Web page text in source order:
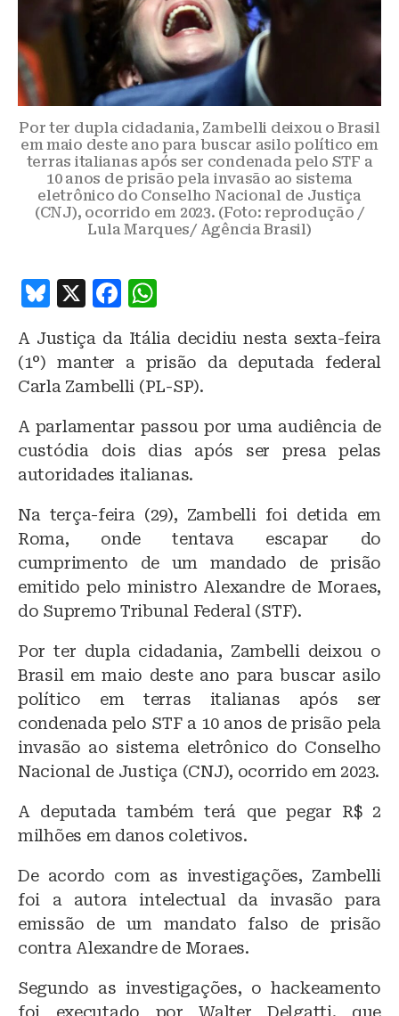
Por ter dupla cidadania, Zambelli deixou o Brasil
em maio deste ano para buscar asilo político em
terras italianas após ser condenada pelo STF a
10 anos de prisão pela invasão ao sistema
eletrônico do Conselho Nacional de Justiça
(CNJ), ocorrido em 2023. (Foto: reprodução /
Lula Marques/ Agência Brasil)
B
e
s
y
X
F
c
e
o
o
at
s
p
p
A Justiça da Itália decidiu nesta sexta-feira
(1°) manter a prisão da deputada federal
Carla Zambelli (PL-SP).
A parlamentar passou por uma audiência de
custódia dois dias após ser presa pelas
autoridades italianas.
Na terça-feira (29), Zambelli foi detida em
Roma, onde tentava escapar do
cumprimento de um mandado de prisão
emitido pelo ministro Alexandre de Moraes,
do Supremo Tribunal Federal (STF).
Por ter dupla cidadania, Zambelli deixou o
Brasil em maio deste ano para buscar asilo
político em terras italianas após ser
condenada pelo STF a 10 anos de prisão pela
invasão ao sistema eletrônico do Conselho
Nacional de Justiça (CNJ), ocorrido em 2023.
A deputada também terá que pegar R$ 2
milhões em danos coletivos.
De acordo com as investigações, Zambelli
foi a autora intelectual da invasão para
emissão de um mandato falso de prisão
contra Alexandre de Moraes.
Segundo as investigações, o hackeamento
foi executado por Walter Delgatti, que